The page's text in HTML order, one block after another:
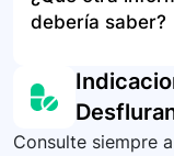
confusión,
alérgica.
hospitalarios.
presente. Es
debería saber?
el contexto
instrucciones
evento adverso
Consulte siempre